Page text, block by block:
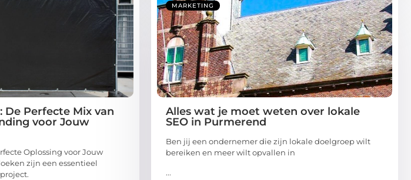
Perfecte Mix van
voor Jouw
Oplossing voor Jouw
zijn een essentieel
MARKETING
Alles wat je moet weten over lokale
SEO in Purmerend
Ben jij een ondernemer die zijn lokale doelgroep wilt
bereiken en meer wilt opvallen in
...